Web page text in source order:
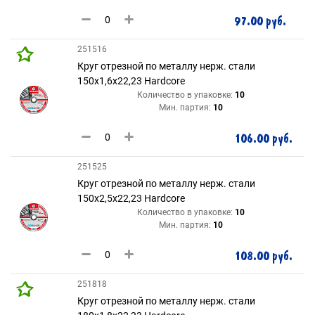
97.00 руб.
251516
Круг отрезной по металлу нерж. стали
150х1,6х22,23 Hardcore
Количество в упаковке: 10
Мин. партия: 10
106.00 руб.
251525
Круг отрезной по металлу нерж. стали
150х2,5х22,23 Hardcore
Количество в упаковке: 10
Мин. партия: 10
108.00 руб.
251818
Круг отрезной по металлу нерж. стали